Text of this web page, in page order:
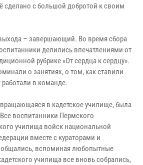
сделано с большой добротой к своим
– завершающий. Во время сбора
делились впечатлениями от
рубрике «От сердца к сердцу».
о занятиях, о том, как ставили
работали в команде.
в кадетское училище, была
воспитанники Пермского
училища войск национальной
вместе с кураторами и
вспоминая любопытные
училища все вновь собрались,